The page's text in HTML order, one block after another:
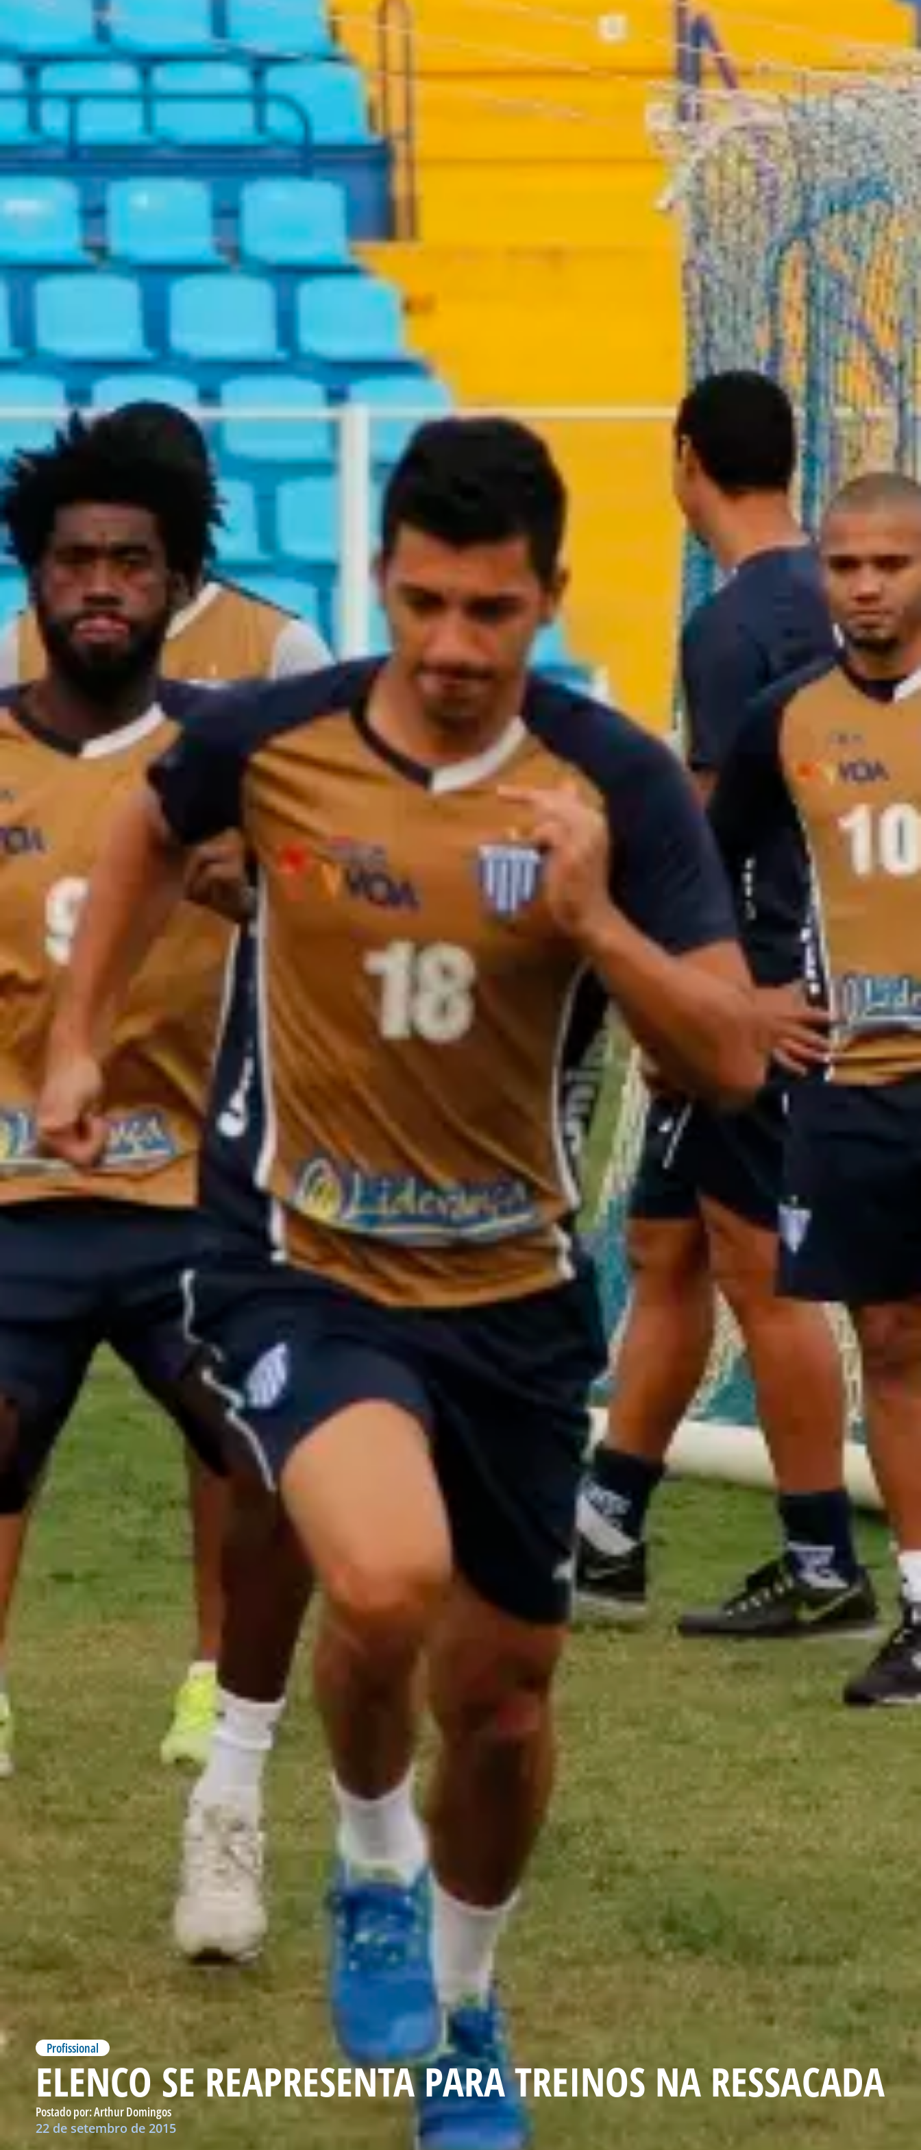
Profissional
ELENCO SE REAPRESENTA PARA TREINOS NA RESSACADA
Postado por:Arthur Domingos
22 de setembro de 2015